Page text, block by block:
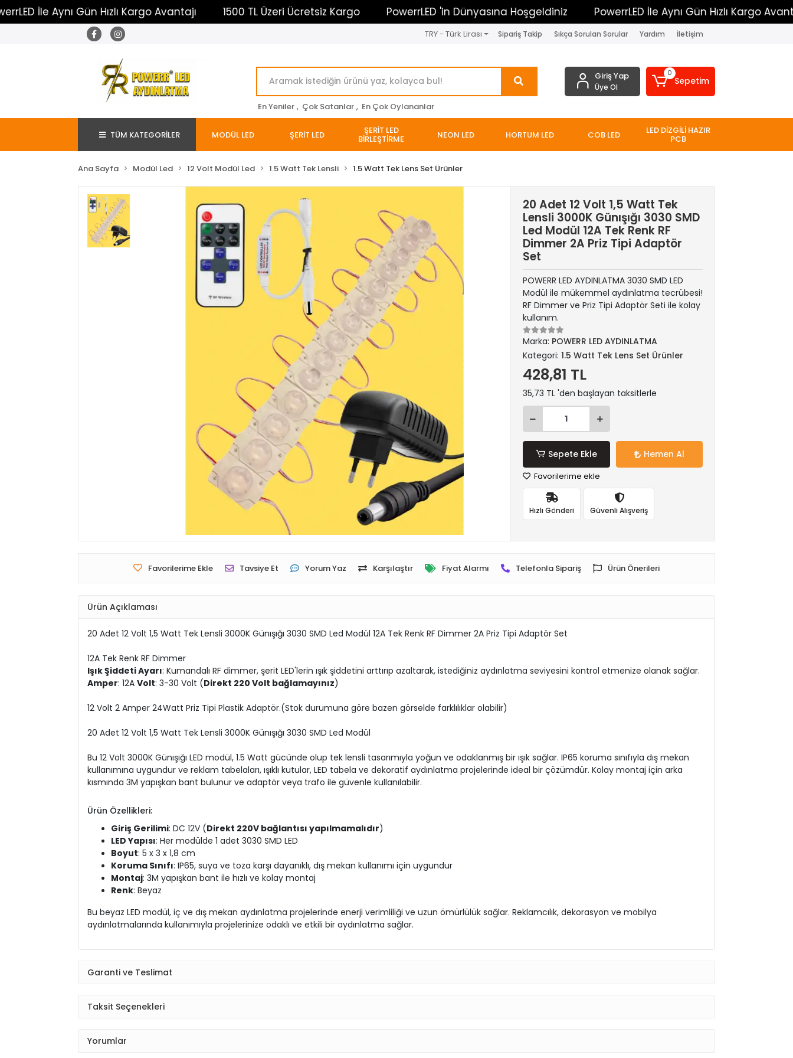
Aynı Gün Hızlı Kargo Avantajı 1500 TL Üzeri Ücretsiz Kargo PowerrLED 'in Dünyasına Hoşgeldiniz PowerrLED İle Aynı Gün Hızlı Kargo Avantajı
TRY - Türk Lirası Sipariş Takip Sıkça Sorulan Sorular Yardım İletişim
En Yeniler , Çok Satanlar , En Çok Oylananlar
Giriş Yap
Üye Ol
0
Sepetim
TÜM KATEGORİLER MODÜL LED ŞERİT LED ŞERİT LED
BİRLEŞTİRME NEON LED HORTUM LED COB LED LED DİZGİLİ HAZIR
PCB
Ana Sayfa Modül Led 12 Volt Modül Led 1.5 Watt Tek Lensli 1.5 Watt Tek Lens Set Ürünler
20 Adet 12 Volt 1,5 Watt Tek
Lensli 3000K Günışığı 3030 SMD
Led Modül 12A Tek Renk RF
Dimmer 2A Priz Tipi Adaptör
Set
POWERR LED AYDINLATMA 3030 SMD LED
Modül ile mükemmel aydınlatma tecrübesi!
RF Dimmer ve Priz Tipi Adaptör Seti ile kolay
kullanım.
Marka: POWERR LED AYDINLATMA
Kategori: 1.5 Watt Tek Lens Set Ürünler
428,81 TL
35,73 TL 'den başlayan taksitlerle
Sepete Ekle Hemen Al
Favorilerime ekle
Hızlı Gönderi Güvenli Alışveriş
Favorilerime Ekle Tavsiye Et Yorum Yaz Karşılaştır Fiyat Alarmı Telefonla Sipariş Ürün Önerileri
Ürün Açıklaması
20 Adet 12 Volt 1,5 Watt Tek Lensli 3000K Günışığı 3030 SMD Led Modül 12A Tek Renk RF Dimmer 2A Priz Tipi Adaptör Set
12A Tek Renk RF Dimmer
Işık Şiddeti Ayarı: Kumandalı RF dimmer, şerit LED'lerin ışık şiddetini arttırıp azaltarak, istediğiniz aydınlatma seviyesini kontrol etmenize olanak sağlar.
Amper: 12A Volt: 3-30 Volt (Direkt 220 Volt bağlamayınız)
12 Volt 2 Amper 24Watt Priz Tipi Plastik Adaptör.(Stok durumuna göre bazen görselde farklılıklar olabilir)
20 Adet 12 Volt 1,5 Watt Tek Lensli 3000K Günışığı 3030 SMD Led Modül
Bu 12 Volt 3000K Günışığı LED modül, 1.5 Watt gücünde olup tek lensli tasarımıyla yoğun ve odaklanmış bir ışık sağlar. IP65 koruma sınıfıyla dış mekan
kullanımına uygundur ve reklam tabelaları, ışıklı kutular, LED tabela ve dekoratif aydınlatma projelerinde ideal bir çözümdür. Kolay montaj için arka
kısmında 3M yapışkan bant bulunur ve adaptör veya trafo ile güvenle kullanılabilir.
Ürün Özellikleri:
Giriş Gerilimi: DC 12V (Direkt 220V bağlantısı yapılmamalıdır)
LED Yapısı: Her modülde 1 adet 3030 SMD LED
Boyut: 5 x 3 x 1,8 cm
Koruma Sınıfı: IP65, suya ve toza karşı dayanıklı, dış mekan kullanımı için uygundur
Montaj: 3M yapışkan bant ile hızlı ve kolay montaj
Renk: Beyaz
Bu beyaz LED modül, iç ve dış mekan aydınlatma projelerinde enerji verimliliği ve uzun ömürlülük sağlar. Reklamcılık, dekorasyon ve mobilya
aydınlatmalarında kullanımıyla projelerinize odaklı ve etkili bir aydınlatma sağlar.
Garanti ve Teslimat
Taksit Seçenekleri
Yorumlar